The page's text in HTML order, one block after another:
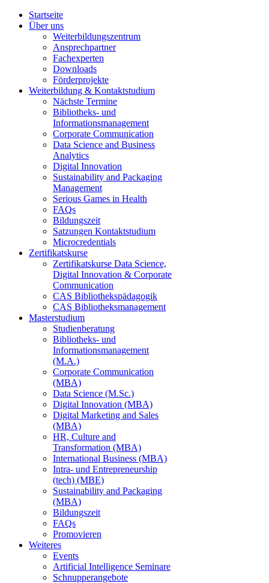
Startseite
Über uns
Weiterbildungszentrum
Ansprechpartner
Fachexperten
Downloads
Förderprojekte
Weiterbildung & Kontaktstudium
Nächste Termine
Bibliotheks- und
Informationsmanagement
Corporate Communication
Data Science and Business
Analytics
Digital Innovation
Sustainability and Packaging
Management
Serious Games in Health
FAQs
Bildungszeit
Satzungen Kontaktstudium
Microcredentials
Zertifikatskurse
Zertifikatskurse Data Science,
Digital Innovation & Corporate
Communication
CAS Bibliothekspädagogik
CAS Bibliotheksmanagement
Masterstudium
Studienberatung
Bibliotheks- und
Informationsmanagement
(M.A.)
Corporate Communication
(MBA)
Data Science (M.Sc.)
Digital Innovation (MBA)
Digital Marketing and Sales
(MBA)
HR, Culture and
Transformation (MBA)
International Business (MBA)
Intra- und Entrepreneurship
(tech) (MBE)
Sustainability and Packaging
(MBA)
Bildungszeit
FAQs
Promovieren
Weiteres
Events
Artificial Intelligence Seminare
Schnupperangebote